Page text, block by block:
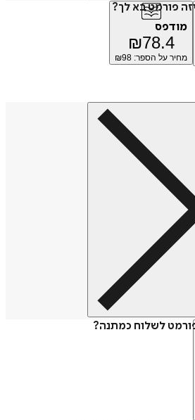
פורמט בא לך?
מודפס
₪78.4
מחיר על הספר: ₪ 98
לשלוח כמתנה?